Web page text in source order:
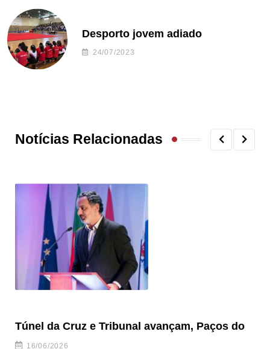
Desporto jovem adiado
24/07/2023
Notícias Relacionadas
Túnel da Cruz e Tribunal avançam, Paços do
16/06/2026